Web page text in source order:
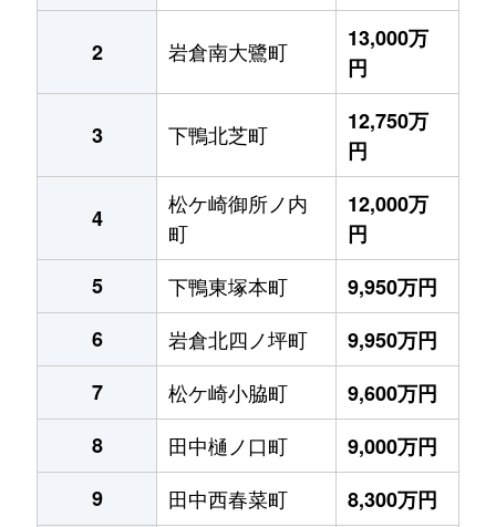
2 岩倉南大鷺町
13,000万
円
3 下鴨北芝町
12,750万
円
4
松ケ崎御所ノ内
町
12,000万
円
5
下鴨東塚本町
9,950万円
6
岩倉北四ノ坪町
9,950万円
7
松ケ崎小脇町
9,600万円
8
田中樋ノ口町
9,000万円
9
田中西春菜町
8,300万円